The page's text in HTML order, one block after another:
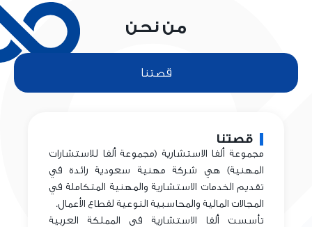
من نحن
قصتنا
قصتنا
مجموعة ألفا الاستشارية (مجموعة ألفا للاستشارات
المهنية) هي شركة مهنية سعودية رائدة في
تقديم الخدمات الاستشارية والمهنية المتكاملة في
المجالات المالية والمحاسبية النوعية لقطاع الأعمال.
تأسست ألفا الاستشارية في المملكة العربية